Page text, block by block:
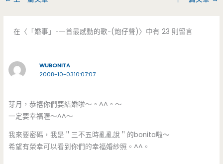
在〈「婚事」-一首最感動的歌-(炮仔聲)〉中有 23 則留言
WUBONITA
2008-10-0310:07:07
芽月，恭禧你們要結婚啦～。^^。～
一定要幸福喔～^^～
我來要密碼，我是＂三不五時亂亂說＂的bonita啦～
希望有榮幸可以看到你們的幸福婚紗照。^^。